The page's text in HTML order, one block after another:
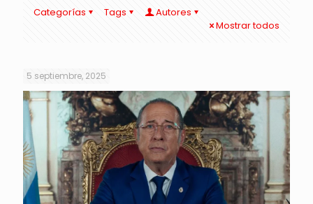
Categorías Tags
Autores
Mostrar todos
5 septiembre, 2025